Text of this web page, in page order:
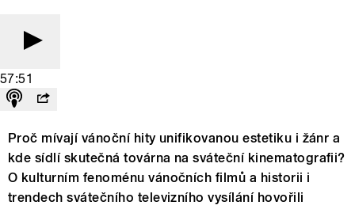
57:51
Proč mívají vánoční hity unifikovanou estetiku i žánr a
kde sídlí skutečná továrna na sváteční kinematografii?
O kulturním fenoménu vánočních filmů a historii i
trendech svátečního televizního vysílání hovořili